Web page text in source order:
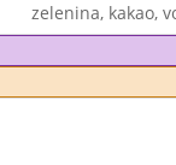
zelenina, kakao,